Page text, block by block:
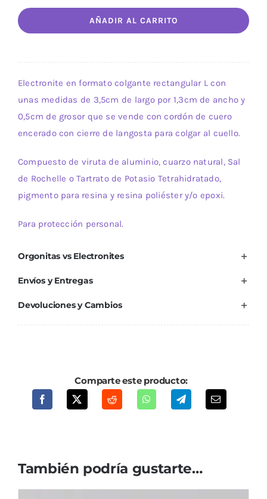
09
rectangular
L.
cantidad
AÑADIR AL CARRITO
Electronite en formato colgante rectangular L con
unas medidas de 3,5cm de largo por 1,3cm de ancho y
0,5cm de grosor que se vende con cordón de cuero
encerado con cierre de langosta para colgar al cuello.
Compuesto de viruta de aluminio, cuarzo natural, Sal
de Rochelle o Tartrato de Potasio Tetrahidratado,
pigmento para resina y resina poliéster y/o epoxi.
Para protección personal.
Orgonitas vs Electronites
Envíos y Entregas
Devoluciones y Cambios
Comparte este producto:
También podría gustarte…